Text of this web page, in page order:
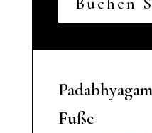
Fuße